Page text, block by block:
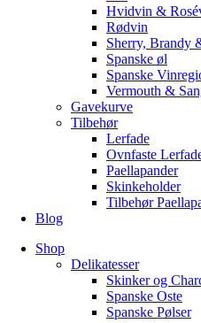
Hvidvin &
Rødvin
Sherry, Brandy
Spanske øl
Spanske
Vermouth &
Gavekurve
Tilbehør
Lerfade
Ovnfaste
Paellapander
Skinkeholder
Tilbehør
Blog
Shop
Delikatesser
Skinker og
Spanske Oste
Spanske Pølser